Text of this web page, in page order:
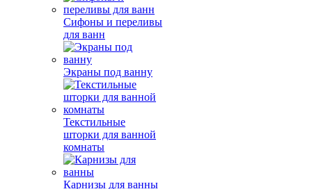
Сифоны и переливы
для ванн
Экраны под ванну
Текстильные
шторки для ванной
комнаты
Карнизы для ванны